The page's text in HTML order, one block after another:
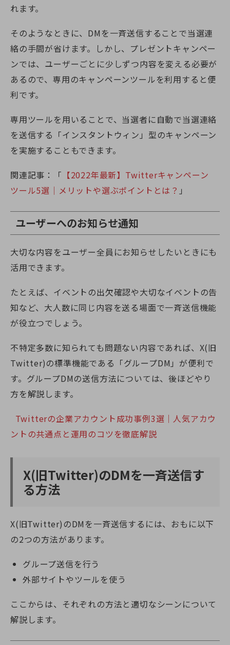
れます。
そのようなときに、DMを一斉送信することで当選連
絡の手間が省けます。しかし、プレゼントキャンペー
ンでは、ユーザーごとに少しずつ内容を変える必要が
あるので、専用のキャンペーンツールを利用すると便
利です。
専用ツールを用いることで、当選者に自動で当選連絡
を送信する「インスタントウィン」型のキャンペーン
を実施することもできます。
関連記事：「 【2022年最新】Twitterキャンペーン
ツール5選｜メリットや選ぶポイントとは？ 」
ユーザーへのお知らせ通知
大切な内容をユーザー全員にお知らせしたいときにも
活用できます。
たとえば、イベントの出欠確認や大切なイベントの告
知など、大人数に同じ内容を送る場面で一斉送信機能
が役立つでしょう。
不特定多数に知られても問題ない内容であれば、 X(旧
Twitter)の標準機能である「グループDM」が便利で
す。グループDMの送信方法については、後ほどやり
方を解説します。
Twitterの企業アカウント成功事例3選｜人気アカウ
ントの共通点と運用のコツを徹底解説
X(旧Twitter)のDMを一斉送信す
る方法
X(旧Twitter) のDMを一斉送信するには、おもに以下
の2つの方法があります。
グループ送信を行う
外部サイトやツールを使う
ここからは、それぞれの方法と適切なシーンについて
解説します。